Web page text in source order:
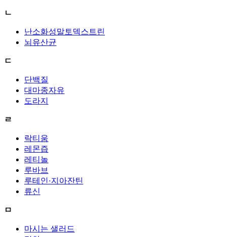
ㄴ
난소화성말토덱스트린
뇌유산균
ㄷ
단백질
대마종자유
도라지
ㄹ
락티움
레몬즙
레티놀
루바브
루테인·지아잔틴
류신
ㅁ
마시는 샐러드